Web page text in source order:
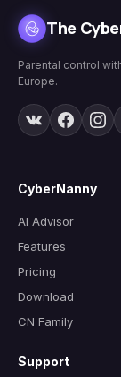
The
Parental control
Europe.
CyberNanny
AI Advisor
Features
Pricing
Download
CN Family
Support